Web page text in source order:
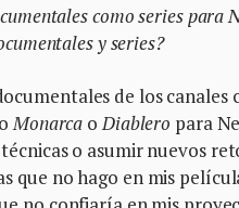
como series para
y series?
de los canales
Monarca oDiablero para
o asumir nuevos
que no hago en mis